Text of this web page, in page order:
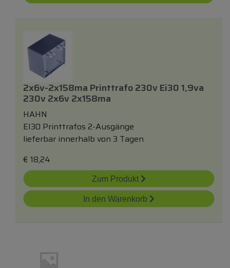
2x6v-2x158ma Printtrafo 230v Ei30 1,9va
230v 2x6v 2x158ma
HAHN
EI30 Printtrafos 2-Ausgänge
lieferbar innerhalb von 3 Tagen
€ 18,24
Zum Produkt
In den Warenkorb